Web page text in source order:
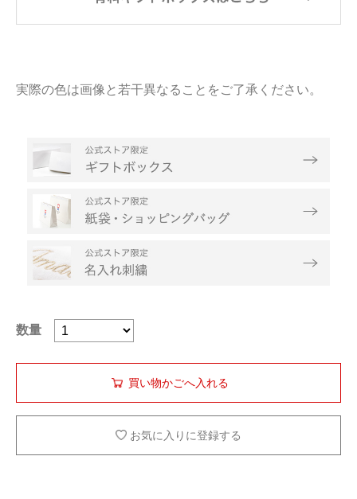
実際の色は画像と若干異なることをご了承ください。
数量
お気に入りに登録する